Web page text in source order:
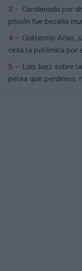
3 - Condenado por
prisión fue becario
4 - Guillermo Arias,
cesa la polémica por
5 - Luis Juez sobre
pelea que perdimos,